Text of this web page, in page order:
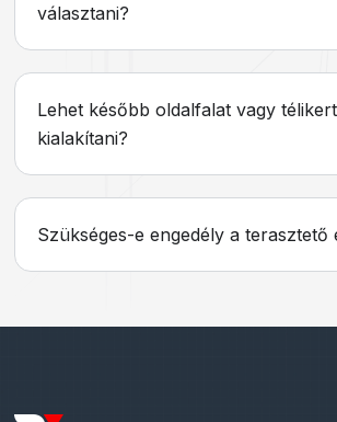
választani?
Lehet később oldalfalat vagy
kialakítani?
Szükséges-e engedély a terasztető